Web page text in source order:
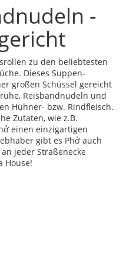
-
zu den beliebtesten
Dieses Suppen-
großen Schüssel gereicht
Reisbandnudeln und
Hühner- bzw. Rindfleisch.
Zutaten, wie z.B.
einen einzigartigen
gibt es Phở auch
jeder Straßenecke
House!